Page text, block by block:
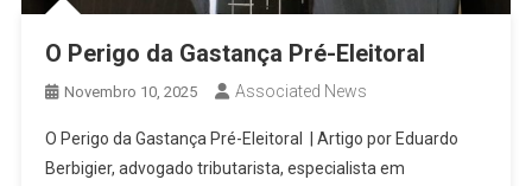
O Perigo da Gastança Pré-Eleitoral
Novembro 10, 2025 Associated News
O Perigo da Gastança Pré-Eleitoral | Artigo por Eduardo
Berbigier, advogado tributarista, especialista em